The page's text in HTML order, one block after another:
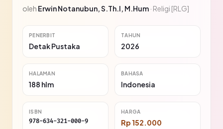
oleh Erwin Notanubun, S.Th.I, M.Hum · Religi [RLG]
PENERBIT
Detak Pustaka
TAHUN
2026
HALAMAN
188 hlm
BAHASA
Indonesia
ISBN
978-634-321-000-9
HARGA
Rp 152.000